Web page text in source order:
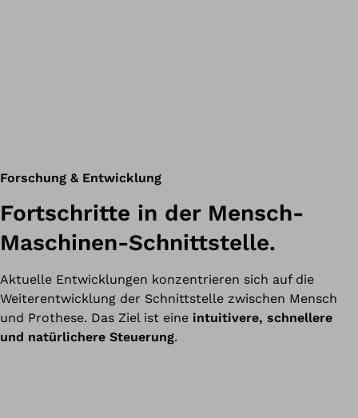
Forschung & Entwicklung
Fortschritte in der Mensch-
Maschinen-Schnittstelle.
Aktuelle Entwicklungen konzentrieren sich auf die
Weiterentwicklung der Schnittstelle zwischen Mensch
und Prothese. Das Ziel ist eine intuitivere, schnellere
und natürlichere Steuerung.